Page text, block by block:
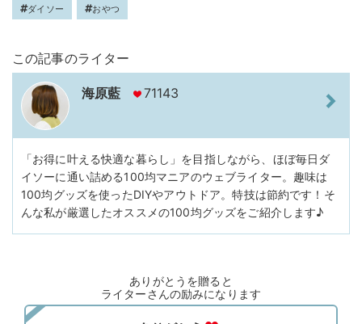
ダイソー おやつ
この記事のライター
海原藍 71143
「お得に叶える快適な暮らし」を目指しながら、ほぼ毎日ダ
イソーに通い詰める100均マニアのウェブライター。趣味は
100均グッズを使ったDIYやアウトドア。特技は節約です！そ
んな私が厳選したオススメの100均グッズをご紹介します♪
ありがとうを贈ると
ライターさんの励みになります